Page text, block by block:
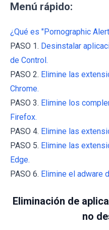
Menú rápido:
¿Qué es "Pornographic
PASO 1. Desinstalar
de Control.
PASO 2. Elimine las
Chrome.
PASO 3. Elimine los
Firefox.
PASO 4. Elimine las
PASO 5. Elimine las
Edge.
PASO 6. Elimine el adware
Eliminación de
no